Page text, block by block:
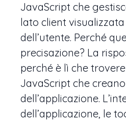
JavaScript che
lato client
dell’utente. Perché
precisazione? La
perché è lì che
JavaScript che
dell’applicazione.
dell’applicazione, le